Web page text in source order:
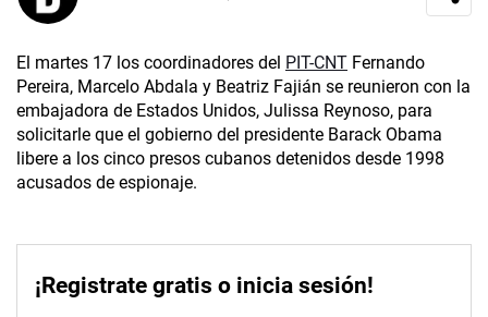
El martes 17 los coordinadores del PIT-CNT Fernando
Pereira, Marcelo Abdala y Beatriz Fajián se reunieron con la
embajadora de Estados Unidos, Julissa Reynoso, para
solicitarle que el gobierno del presidente Barack Obama
libere a los cinco presos cubanos detenidos desde 1998
acusados de espionaje.
¡Registrate gratis o inicia sesión!